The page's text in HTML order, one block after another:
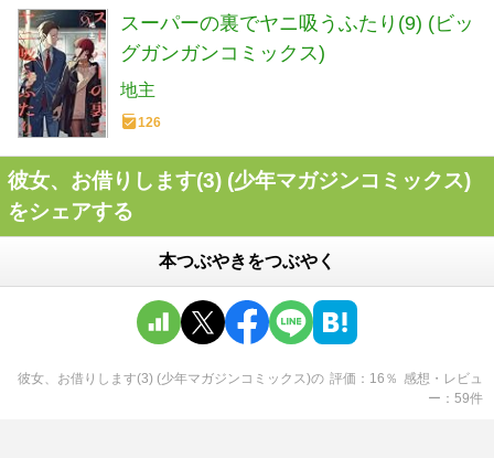
スーパーの裏でヤニ吸うふたり(9) (ビッ
グガンガンコミックス)
地主
126
彼女、お借りします(3) (少年マガジンコミックス)
をシェアする
本つぶやきをつぶやく
彼女、お借りします(3) (少年マガジンコミックス)の 評価 16 ％ 感想・レビュ
ー
59件